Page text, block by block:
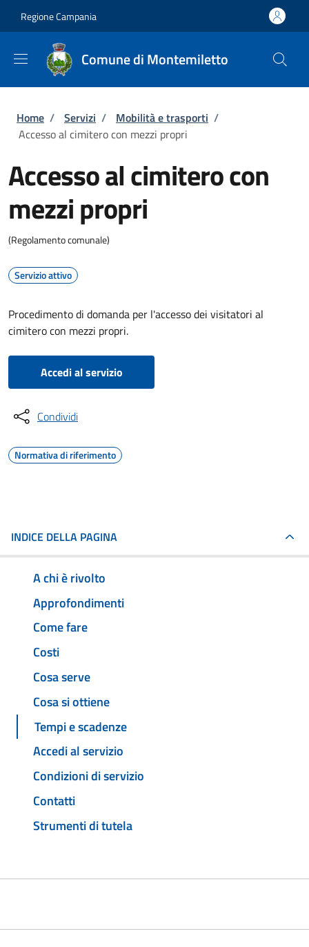
Regione Campania
Comune di Montemiletto
Briciole di pane
Home / Servizi / Mobilità e trasporti /
Accesso al cimitero con mezzi propri
Accesso al cimitero con
mezzi propri
(Regolamento comunale)
Servizio attivo
Procedimento di domanda per l'accesso dei visitatori al
cimitero con mezzi propri.
Accedi al servizio
Condividi
Normativa di riferimento
INDICE DELLA PAGINA
A chi è rivolto
Approfondimenti
Come fare
Costi
Cosa serve
Cosa si ottiene
Tempi e scadenze
Accedi al servizio
Condizioni di servizio
Contatti
Strumenti di tutela